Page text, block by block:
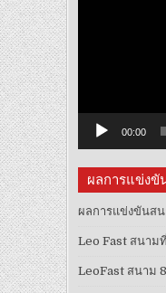
00:00
ผลการแข่งขัน
ผลการแข่งขันส
Leo Fast สนาม
LeoFast สนาม